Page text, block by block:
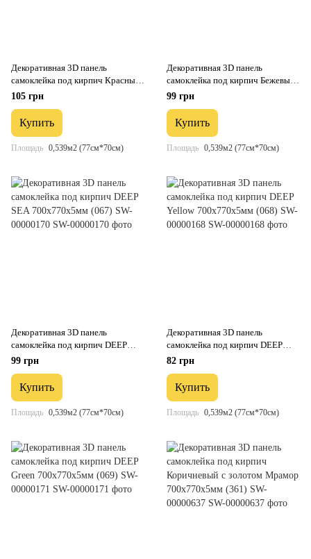
Декоративная 3D панель
самоклейка под кирпич Красный
мрамор 700x770x5мм (063) SW-
105 грн
Купить
Площадь 0,539м2 (77см*70см)
Декоративная 3D панель
самоклейка под кирпич Бежевый
мрамор 700x770x5мм (062) SW-
99 грн
Купить
Площадь 0,539м2 (77см*70см)
Декоративная 3D панель
самоклейка под кирпич DEEP
SEA 700х770х5мм (067) SW-
99 грн
Купить
Площадь 0,539м2 (77см*70см)
Декоративная 3D панель
самоклейка под кирпич DEEP
Yellow 700х770х5мм (068) SW-
82 грн
Купить
Площадь 0,539м2 (77см*70см)